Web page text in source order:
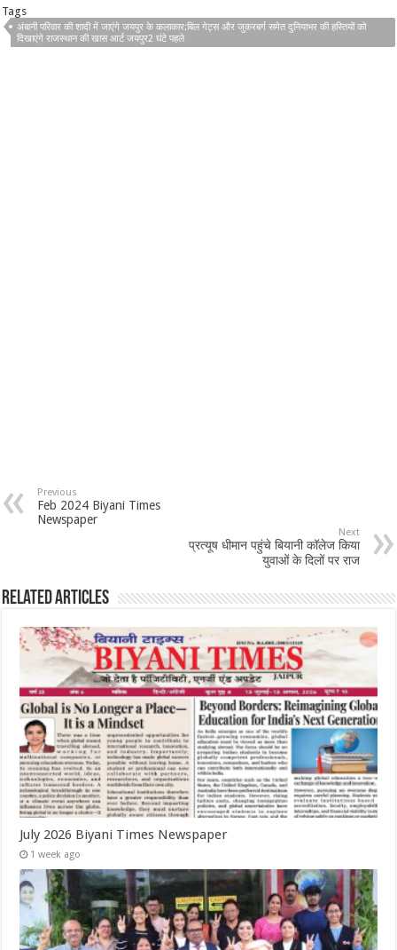
Tags
अंबानी परिवार की शादी में जाएंगे जयपुर के कलाकार:बिल गेट्स और जुकरबर्ग समेत दुनियाभर की हस्तियों को
दिखाएंगे राजस्थान की खास आर्ट जयपुर2 घंटे पहले
Previous
Feb 2024 Biyani Times
Newspaper
Next
प्रत्यूष धीमान पहुंचे बियानी कॉलेज किया
युवाओं के दिलों पर राज
Related Articles
July 2026 Biyani Times Newspaper
1 week ago